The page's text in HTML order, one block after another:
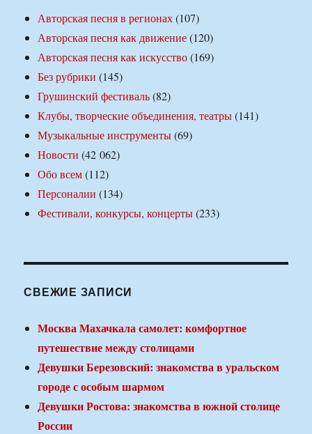
Авторская песня в регионах(107)
Авторская песня как движение(120)
Авторская песня как искусство(169)
Без рубрики (145)
Грушинский фестиваль(82)
Клубы, творческие объединения, театры(141)
Музыкальные инструменты(69)
Новости (42 062)
Обо всем(112)
Персоналии (134)
Фестивали, конкурсы, концерты(233)
СВЕЖИЕ ЗАПИСИ
Москва Махачкала самолет: комфортное
путешествие между столицами
Девушки Березовский: знакомства в уральском
городе с особым шармом
Девушки Ростова: знакомства в южной столице
России